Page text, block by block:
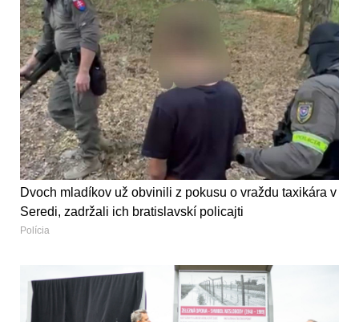
Dvoch mladíkov už obvinili z pokusu o vraždu taxikára v
Seredi, zadržali ich bratislavskí policajti
Polícia